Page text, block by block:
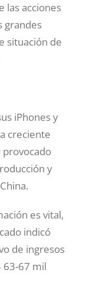
las acciones
grandes
situación de
iPhones y
creciente
provocado
y
es vital,
indicó
de ingresos
63-67 mil